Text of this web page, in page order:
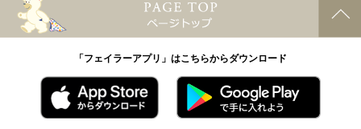
「フェイラーアプリ」はこちらからダウンロード